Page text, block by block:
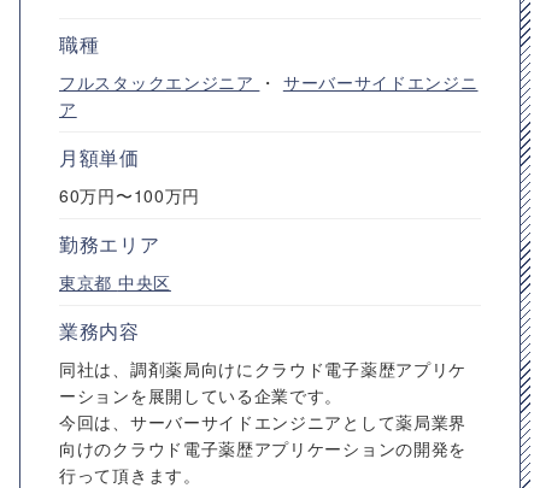
職種
フルスタックエンジニア ・ サーバーサイドエンジニ
ア
月額単価
60万円〜100万円
勤務エリア
東京都 中央区
業務内容
同社は、調剤薬局向けにクラウド電子薬歴アプリケ
ーションを展開している企業です。
今回は、サーバーサイドエンジニアとして薬局業界
向けのクラウド電子薬歴アプリケーションの開発を
行って頂きます。